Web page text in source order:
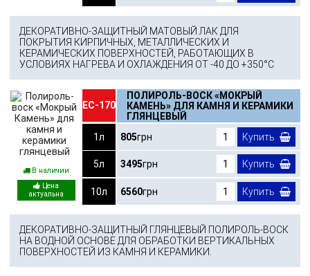
ДЕКОРАТИВНО-ЗАЩИТНЫЙ МАТОВЫЙ ЛАК ДЛЯ
ПОКРЫТИЯ КИРПИЧНЫХ, МЕТАЛЛИЧЕСКИХ И
КЕРАМИЧЕСКИХ ПОВЕРХНОСТЕЙ, РАБОТАЮЩИХ В
УСЛОВИЯХ НАГРЕВА И ОХЛАЖДЕНИЯ ОТ -40 ДО +350°С
В наличии
ЕС-170
ПОЛИРОЛЬ-ВОСК «МОКРЫЙ
КАМЕНЬ» ДЛЯ КАМНЯ И КЕРАМИКИ
ГЛЯНЦЕВЫЙ
1л
805грн Купить
5л 3495грн Купить
10л 6560грн Купить
ДЕКОРАТИВНО-ЗАЩИТНЫЙ ГЛЯНЦЕВЫЙ ПОЛИРОЛЬ-ВОСК
НА ВОДНОЙ ОСНОВЕ ДЛЯ ОБРАБОТКИ ВЕРТИКАЛЬНЫХ
ПОВЕРХНОСТЕЙ ИЗ КАМНЯ И КЕРАМИКИ.